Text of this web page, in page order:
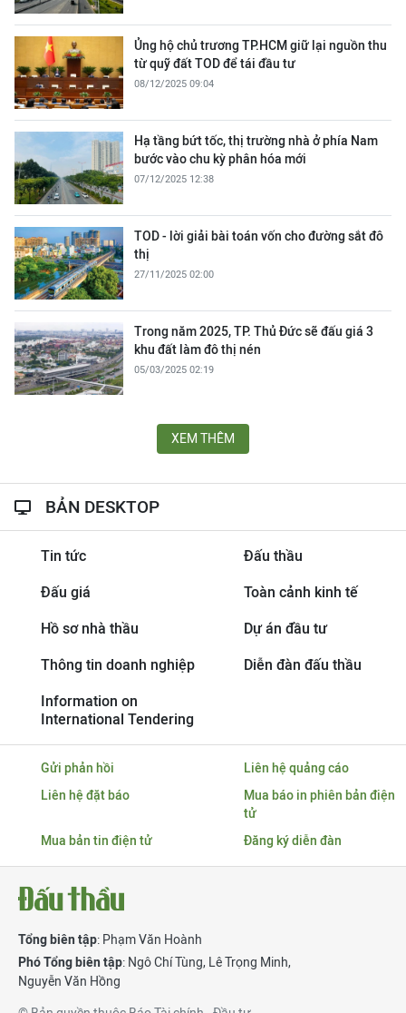
Ủng hộ chủ trương TP.HCM giữ lại nguồn thu
từ quỹ đất TOD để tái đầu tư
08/12/2025 09:04
Hạ tầng bứt tốc, thị trường nhà ở phía Nam
bước vào chu kỳ phân hóa mới
07/12/2025 12:38
TOD - lời giải bài toán vốn cho đường sắt đô
thị
27/11/2025 02:00
Trong năm 2025, TP. Thủ Đức sẽ đấu giá 3
khu đất làm đô thị nén
05/03/2025 02:19
XEM THÊM
BẢN DESKTOP
Tin tức Đấu thầu
Đấu giá Toàn cảnh kinh tế
Hồ sơ nhà thầu Dự án đầu tư
Thông tin doanh nghiệp Diễn đàn đấu thầu
Information on
International Tendering
Gửi phản hồi
Liên hệ quảng cáo
Liên hệ đặt báo
Mua báo in phiên bản điện
tử
Mua bản tin điện tử
Đăng ký diễn đàn
Tổng biên tập: Phạm Văn Hoành
Phó Tổng biên tập: Ngô Chí Tùng, Lê Trọng Minh,
Nguyễn Văn Hồng